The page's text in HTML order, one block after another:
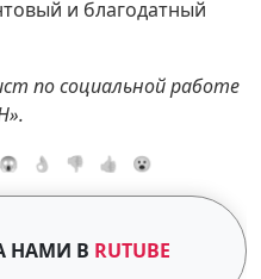
и благодатный
по социальной работе
😱 👌 👎 👍 😮
НАМИ В RUTUBE